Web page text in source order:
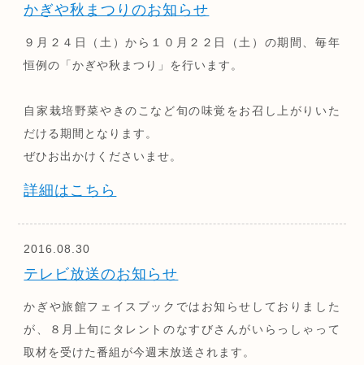
かぎや秋まつりのお知らせ
９月２４日（土）から１０月２２日（土）の期間、毎年
恒例の「かぎや秋まつり」を行います。
自家栽培野菜やきのこなど旬の味覚をお召し上がりいた
だける期間となります。
ぜひお出かけくださいませ。
詳細はこちら
2016.08.30
テレビ放送のお知らせ
かぎや旅館フェイスブックではお知らせしておりました
が、８月上旬にタレントのなすびさんがいらっしゃって
取材を受けた番組が今週末放送されます。